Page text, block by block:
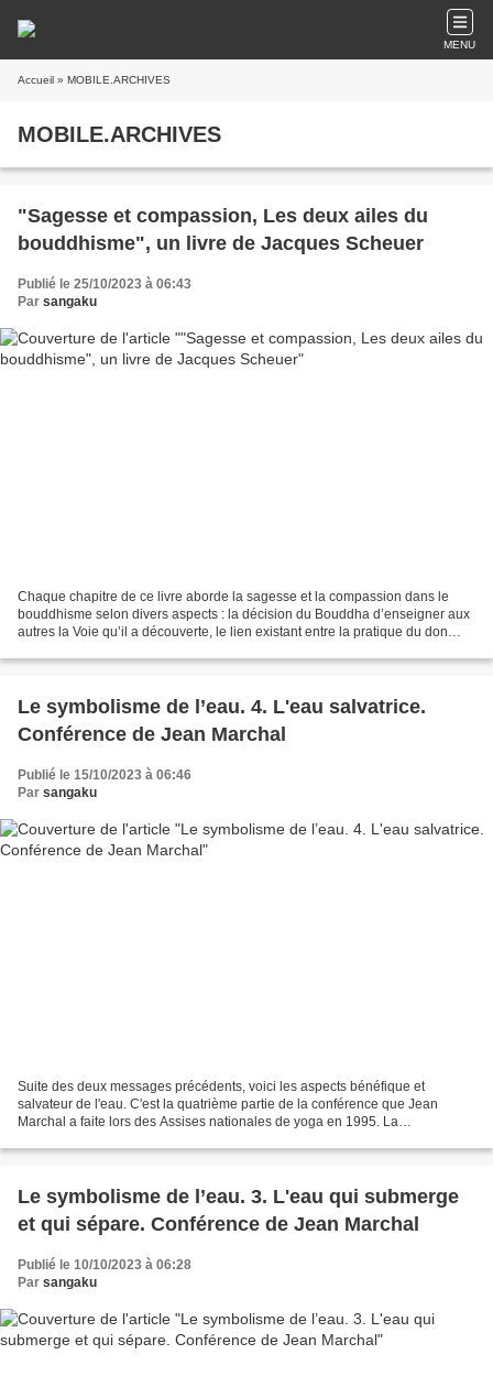
MENU
Accueil » MOBILE.ARCHIVES
MOBILE.ARCHIVES
"Sagesse et compassion, Les deux ailes du
bouddhisme", un livre de Jacques Scheuer
Publié le 25/10/2023 à 06:43
Par sangaku
Chaque chapitre de ce livre aborde la sagesse et la compassion dans le
bouddhisme selon divers aspects : la décision du Bouddha d’enseigner aux
autres la Voie qu’il a découverte, le lien existant entre la pratique du don
Le symbolisme de l’eau. 4. L'eau salvatrice.
Conférence de Jean Marchal
Publié le 15/10/2023 à 06:46
Par sangaku
Suite des deux messages précédents, voici les aspects bénéfique et
salvateur de l'eau. C'est la quatrième partie de la conférence que Jean
Marchal a faite lors des Assises nationales de yoga en 1995. La
Le symbolisme de l’eau. 3. L'eau qui submerge
et qui sépare. Conférence de Jean Marchal
Publié le 10/10/2023 à 06:28
Par sangaku